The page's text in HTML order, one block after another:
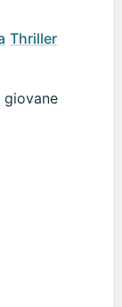
Thriller
giovane